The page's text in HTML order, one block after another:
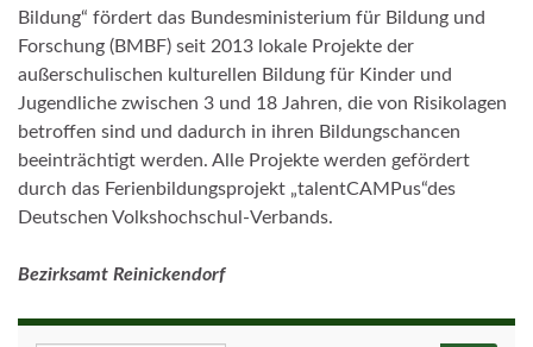
Bildung“ fördert das Bundesministerium für Bildung und
Forschung (BMBF) seit 2013 lokale Projekte der
außerschulischen kulturellen Bildung für Kinder und
Jugendliche zwischen 3 und 18 Jahren, die von Risikolagen
betroffen sind und dadurch in ihren Bildungschancen
beeinträchtigt werden. Alle Projekte werden gefördert
durch das Ferienbildungsprojekt „talentCAMPus“des
Deutschen Volkshochschul-Verbands.
Bezirksamt Reinickendorf